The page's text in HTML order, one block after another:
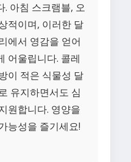
. 아침 스크램블, 오
적이며, 이러한 달
에서 영감을 얻어
어울립니다. 콜레
이 적은 식물성 달
유지하면서도 심
원합니다. 영양을
능성을 즐기세요!